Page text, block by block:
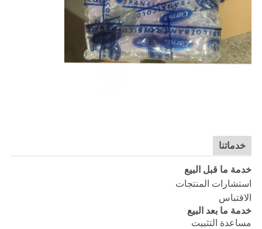
خدماتنا
خدمة ما قبل البيع
استشارات المنتجات
الاقتباس
خدمة ما بعد البيع
مساعدة التثبيت